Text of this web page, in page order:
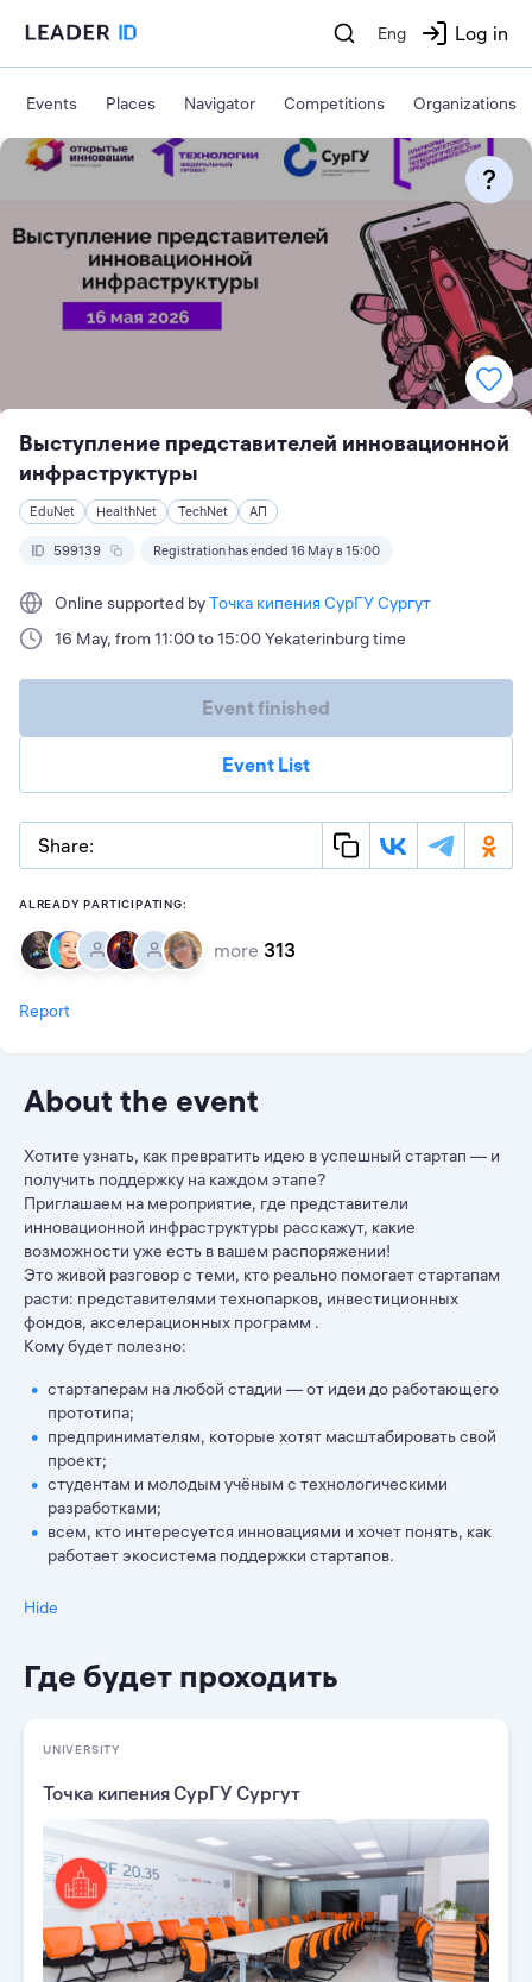
Eng Log in
Events Places Navigator Competitions Organizations
Выступление представителей инновационной
инфраструктуры
EduNet HealthNet TechNet АП
599139 Registration has ended 16 May в 15:00
Online supported byТочка кипения СурГУ Сургут
16 May, from 11:00 to 15:00 Yekaterinburg time
Event finished
Event List
Share:
ALREADY PARTICIPATING:
more 313
Report
About the event
Хотите узнать, как превратить идею в успешный стартап — и
получить поддержку на каждом этапе?
Приглашаем на мероприятие, где представители
инновационной инфраструктуры расскажут, какие
возможности уже есть в вашем распоряжении!
Это живой разговор с теми, кто реально помогает стартапам
расти: представителями технопарков, инвестиционных
фондов, акселерационных программ .
Кому будет полезно:
стартаперам на любой стадии — от идеи до работающего
прототипа;
предпринимателям, которые хотят масштабировать свой
проект;
студентам и молодым учёным с технологическими
разработками;
всем, кто интересуется инновациями и хочет понять, как
работает экосистема поддержки стартапов.
Hide
Где будет проходить
UNIVERSITY
Точка кипения СурГУ Сургут